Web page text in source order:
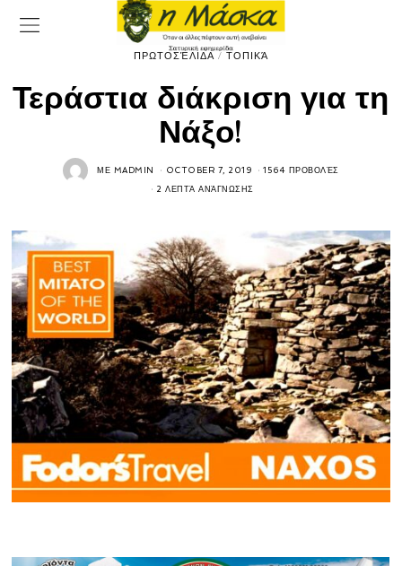
ΠΡΩΤΟΣΈΛΙΔΑ / ΤΟΠΙΚΆ
Τεράστια διάκριση για τη
Νάξο!
ΜΕ MADMIN OCTOBER 7, 2019 1564 ΠΡΟΒΟΛΈΣ
2 ΛΕΠΤΆ ΑΝΆΓΝΩΣΗΣ